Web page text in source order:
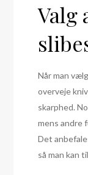
Valg
Når man
overveje
skarphed.
mens andre
Det
så man kan